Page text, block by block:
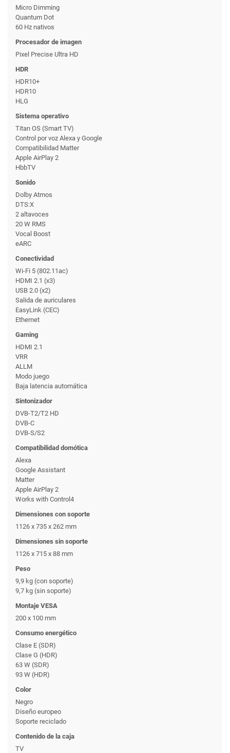
Micro Dimming
Quantum Dot
60 Hz nativos
Procesador de imagen
Pixel Precise Ultra HD
HDR
HDR10+
HDR10
HLG
Sistema operativo
Titan OS (Smart TV)
Control por voz Alexa y Google
Compatibilidad Matter
Apple AirPlay 2
HbbTV
Sonido
Dolby Atmos
DTS:X
2 altavoces
20 W RMS
Vocal Boost
eARC
Conectividad
Wi-Fi 5 (802.11ac)
HDMI 2.1 (x3)
USB 2.0 (x2)
Salida de auriculares
EasyLink (CEC)
Ethernet
Gaming
HDMI 2.1
VRR
ALLM
Modo juego
Baja latencia automática
Sintonizador
DVB-T2/T2 HD
DVB-C
DVB-S/S2
Compatibilidad domótica
Alexa
Google Assistant
Matter
Apple AirPlay 2
Works with Control4
Dimensiones con soporte
1126 x 735 x 262 mm
Dimensiones sin soporte
1126 x 715 x 88 mm
Peso
9,9 kg (con soporte)
9,7 kg (sin soporte)
Montaje VESA
200 x 100 mm
Consumo energético
Clase E (SDR)
Clase G (HDR)
63 W (SDR)
93 W (HDR)
Color
Negro
Diseño europeo
Soporte reciclado
Contenido de la caja
TV